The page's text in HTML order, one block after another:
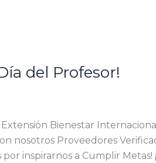
del Profesor!
Bienestar
nosotros Proveedores
inspirarnos a Cumplir Metas!